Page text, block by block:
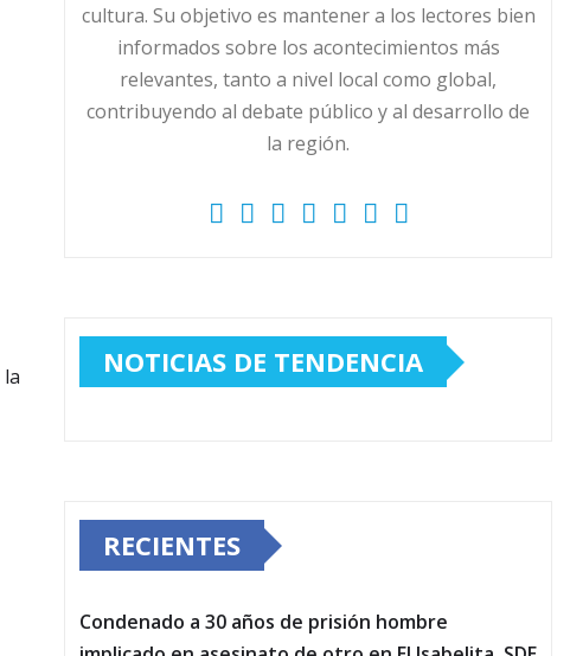
cultura. Su objetivo es mantener a los lectores bien
informados sobre los acontecimientos más
relevantes, tanto a nivel local como global,
contribuyendo al debate público y al desarrollo de
la región.
NOTICIAS DE TENDENCIA
RECIENTES
Condenado a 30 años de prisión hombre